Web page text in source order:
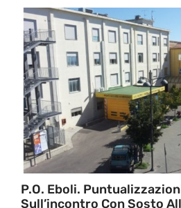
P.O. Eboli.
Sull’incontro Con Sosto